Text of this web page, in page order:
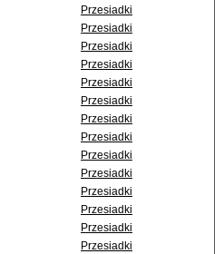
Przesiadki
Przesiadki
Przesiadki
Przesiadki
Przesiadki
Przesiadki
Przesiadki
Przesiadki
Przesiadki
Przesiadki
Przesiadki
Przesiadki
Przesiadki
Przesiadki